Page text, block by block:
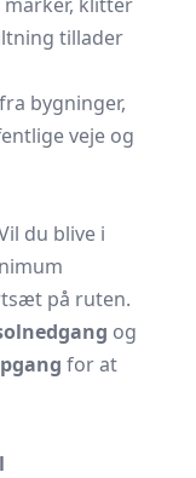
tillader
bygninger,
veje og
du blive i
på ruten.
og
for at